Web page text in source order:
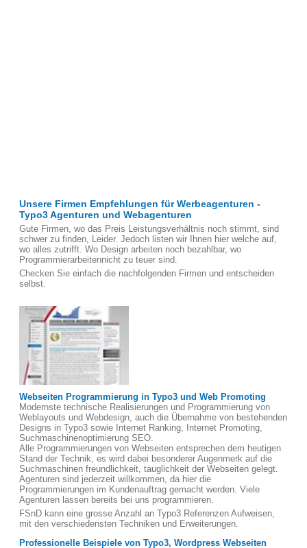
Unsere Firmen Empfehlungen für Werbeagenturen -
Typo3 Agenturen und Webagenturen
Gute Firmen, wo das Preis Leistungsverhältnis noch stimmt, sind
schwer zu finden, Leider. Jedoch listen wir Ihnen hier welche auf,
wo alles zutrifft. Wo Design arbeiten noch bezahlbar, wo
Programmierarbeitennicht zu teuer sind.
Checken Sie einfach die nachfolgenden Firmen und entscheiden
selbst.
Webseiten Programmierung in Typo3 und Web Promoting
Modernste technische Realisierungen und Programmierung von
Weblayouts und Webdesign, auch die Übernahme von bestehenden
Designs in Typo3 sowie Internet Ranking, Internet Promoting,
Suchmaschinenoptimierung SEO.
Alle Programmierungen von Webseiten entsprechen dem heutigen
Stand der Technik, es wird dabei besonderer Augenmerk auf die
Suchmaschinen freundlichkeit, tauglichkeit der Webseiten gelegt.
Agenturen sind jederzeit willkommen, da hier die
Programmierungen im Kundenauftrag gemacht werden. Viele
Agenturen lassen bereits bei uns programmieren.
FSnD kann eine grosse Anzahl an Typo3 Referenzen Aufweisen,
mit den verschiedensten Techniken und Erweiterungen.
Professionelle Beispiele von Typo3, Wordpress Webseiten